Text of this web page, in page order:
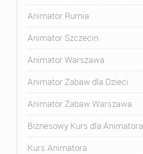
Animator Rumia
Animator Szczecin
Animator Warszawa
Animator Zabaw dla Dzieci
Animator Zabaw Warszawa
Biznesowy Kurs dla Animatora
Kurs Animatora